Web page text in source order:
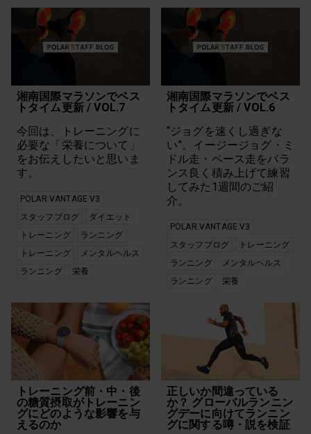
Polar Grit X Pro
Polar Grit X2 Pro
polar ignite 2
Polar Ignite 3
Polar Unite
Polar Vantage
Polar Vantage V3
Trail Running
Training
アウトドア スポー
ヴィーガン
ウォーキング
カーディオ トレー
ニング
サイエンス
スイミング
スタッフブログ
ストレス軽減
ストレッチ
データ
トレーニング
メンタルヘルス
モチベーション
ヨガ
ランニング
体内リズム
冒険
回復
女性の強さ
年齢
心拍
心拍トレーニング
心拍数トレーニン
グ
技術
持久力
新製品
栄養
機能
生活リズム
皮膚温
筋力トレーニング
耐久スポーツ
自宅トレーニング
運動からの回復
運動強度
選択解除
湘南国際マラソンでベス
トタイム更新 / VOL.7
今回は、トレーニングに
必要な「栄養について」
をお伝えしたいと思いま
す。
POLAR VANTAGE V3
スタッフブログ
ダイエット
トレーニング
ランニング
トレーニング
メンタルヘルス
ランニング
栄養
湘南国際マラソンでベス
トタイム更新 / VOL.6
“ジョグを速くし過ぎな
い”。イージージョグ・ミ
ドル走・ペース走をバラ
ンス良く積み上げて練習
してみた1週間のご紹
介。
POLAR VANTAGE V3
スタッフブログ
トレーニング
ランニング
メンタルヘルス
ランニング
栄養
トレーニング前・中・後
の糖質摂取がトレーニン
グにどのような影響を与
えるのか
正しいか間違っている
か？ グローバルランニン
グデーに向けてランニン
グに関する噂・説を検証